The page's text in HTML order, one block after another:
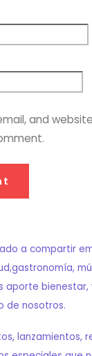
and
a compartir
aporte bienestar,
de nosotros.
lanzamientos,